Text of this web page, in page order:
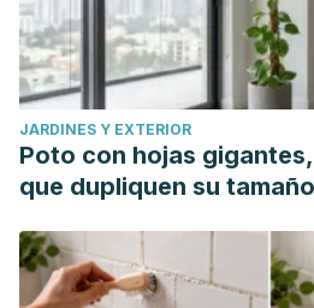
JARDINES Y EXTERIOR
Poto con hojas
que dupliquen su